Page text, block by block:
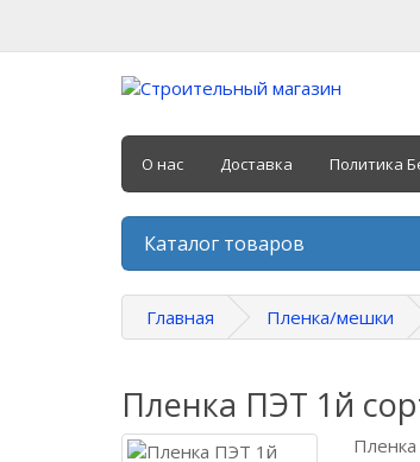
О нас Доставка Политика
Каталог товаров
Главная Пленка/мешки
Пленка ПЭТ 1й
Пленка